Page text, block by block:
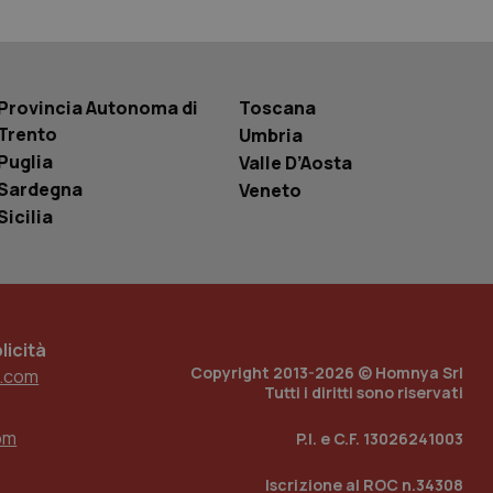
Autonoma di
Toscana
Umbria
Valle D’Aosta
Veneto
Copyright 2013-2026 © Homnya Srl
Tutti i diritti sono riservati
P.I. e C.F. 13026241003
Iscrizione al ROC n.34308
di accesso per
Analytics
tenere traccia
traccia
del sito web sta
di